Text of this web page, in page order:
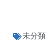
未分類